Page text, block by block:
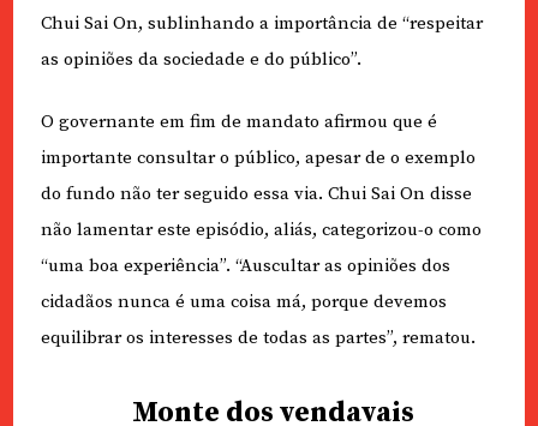
Chui Sai On, sublinhando a importância de “respeitar
as opiniões da sociedade e do público”.
O governante em fim de mandato afirmou que é
importante consultar o público, apesar de o exemplo
do fundo não ter seguido essa via. Chui Sai On disse
não lamentar este episódio, aliás, categorizou-o como
“uma boa experiência”. “Auscultar as opiniões dos
cidadãos nunca é uma coisa má, porque devemos
equilibrar os interesses de todas as partes”, rematou.
Monte dos vendavais